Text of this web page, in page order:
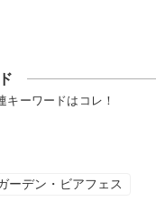
キーワードはコレ！
ーデン・ビアフェス